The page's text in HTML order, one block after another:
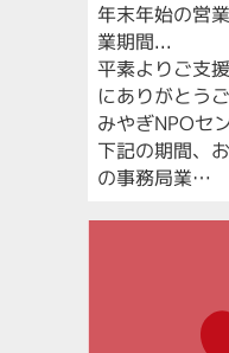
年末年始の営
業期間...
平素よりご支
にありがとう
みやぎNPOセ
下記の期間、
の事務局業…